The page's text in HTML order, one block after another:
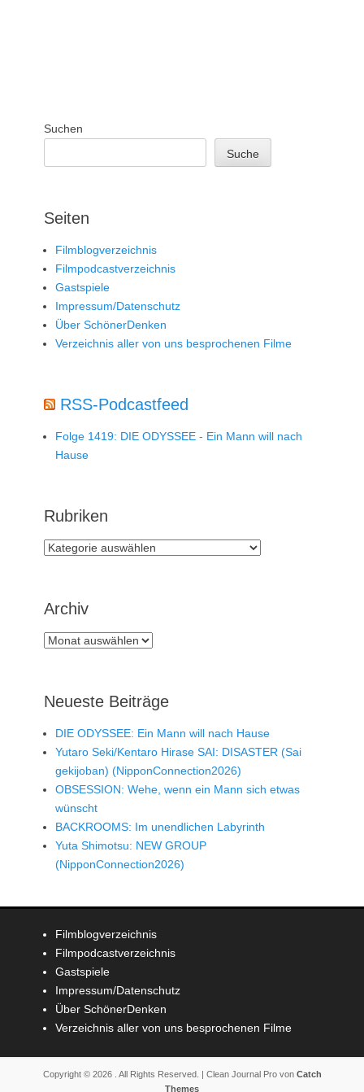
Suchen
Suche
Seiten
Filmblogverzeichnis
Filmpodcastverzeichnis
Gastspiele
Impressum/Datenschutz
Über SchönerDenken
Verzeichnis aller von uns besprochenen Filme
RSS-Podcastfeed
Folge 1419: DIE ODYSSEE - Ein Mann will nach
Hause
Rubriken
Rubriken
Archiv
Archiv
Neueste Beiträge
DIE ODYSSEE: Ein Mann will nach Hause
Yutaro Seki/Kentaro Hirase SAI: DISASTER (Sai
gekijoban) (NipponConnection2026)
OBSESSION: Wehe, wenn ein Mann sich etwas
wünscht
BACKROOMS: Im unendlichen Labyrinth
Yuta Shimotsu: NEW GROUP
(NipponConnection2026)
Filmblogverzeichnis
Filmpodcastverzeichnis
Gastspiele
Impressum/Datenschutz
Über SchönerDenken
Verzeichnis aller von uns besprochenen Filme
Copyright © 2026 . All Rights Reserved. | Clean Journal Pro von Catch
Themes